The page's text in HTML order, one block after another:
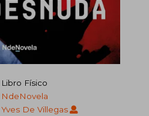
Libro Físico
NdeNovela
Yves De Villegas